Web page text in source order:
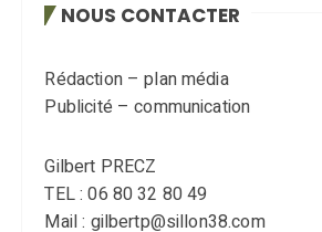
NOUS CONTACTER
Rédaction – plan média
Publicité – communication
Gilbert PRECZ
TEL : 06 80 32 80 49
Mail : gilbertp@sillon38.com